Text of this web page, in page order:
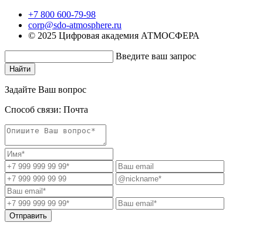
+7 800 600-79-98
corp@sdo-atmosphere.ru
© 2025 Цифровая академия АТМОСФЕРА
Введите ваш запрос
Найти
Задайте Ваш вопрос
Способ связи: Почта
Отправить